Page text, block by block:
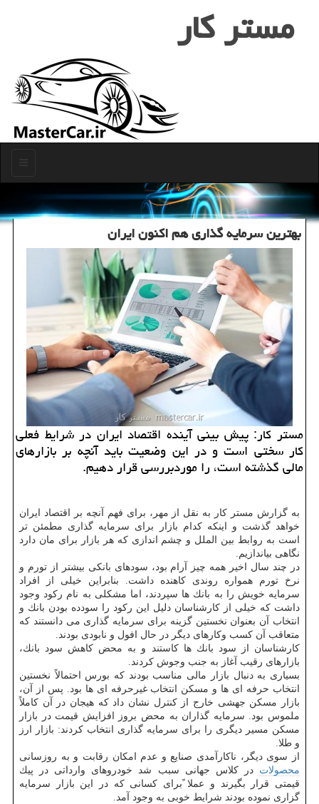
مستر كار
بهترین سرمایه گذاری هم اكنون ایران
مستر كار: پیش بینی آینده اقتصاد ایران در شرایط فعلی
كار سختی است و در این وضعیت باید آنچه بر بازارهای
مالی گذشته است، را موردبررسی قرار دهیم.
به گزارش مستر كار به نقل از مهر، برای فهم آنچه بر اقتصاد ایران
خواهد گذشت و اینكه كدام بازار برای سرمایه گذاری مطمئن تر
است به روابط بین الملل و چشم اندازی كه هر بازار برای مان دارد
نگاهی بیاندازیم.
در چند سال اخیر همه چیز آرام بود، سودهای بانكی بیشتر از تورم و
نرخ تورم همواره روندی كاهنده داشت. بنابراین خیلی از افراد
سرمایه خویش را به بانك ها سپردند، اما مشكلی به نام ركود وجود
داشت كه خیلی از كارشناسان دلیل این ركود را سودده بودن بانك و
انتخاب آن بعنوان نخستین گزینه برای سرمایه گذاری می دانستند كه
متعاقب آن كسب وكارهای دیگر در حال افول و نابودی بودند.
كارشناسان از سود بانك ها كاستند و به محض كاهش سود بانك،
بازارهای رقیب آغاز به جنب وجوش كردند.
بسیاری به دنبال بازار مالی مناسب بودند كه بورس احتمالاً نخستین
انتخاب حرفه ای ها و مسكن انتخاب غیرحرفه ای ها بود. پس از آن،
بازار مسكن جهشی خارج از كنترل نشان داد كه هیجان در آن كاملاً
ملموس بود. سرمایه گذاران به محض بروز افزایش قیمت در بازار
مسكن مسیر دیگری را برای سرمایه گذاری انتخاب كردند: بازار ارز
و طلا.
از سوی دیگر، ناكارآمدی صنایع و عدم امكان رقابت و به روزسانی
محصولات در كلاس جهانی سبب شد خودروهای وارداتی در پیك
قیمتی قرار بگیرند و عملا ًبرای كسانی كه در این بازار سرمایه
گزاری نموده بودند شرایط خوبی به وجود آمد.